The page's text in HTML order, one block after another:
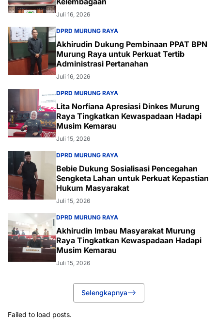
Juli 16, 2026
DPRD MURUNG RAYA
Akhirudin Dukung Pembinaan PPAT BPN
Murung Raya untuk Perkuat Tertib
Administrasi Pertanahan
Juli 16, 2026
DPRD MURUNG RAYA
Lita Norfiana Apresiasi Dinkes Murung
Raya Tingkatkan Kewaspadaan Hadapi
Musim Kemarau
Juli 15, 2026
DPRD MURUNG RAYA
Bebie Dukung Sosialisasi Pencegahan
Sengketa Lahan untuk Perkuat Kepastian
Hukum Masyarakat
Juli 15, 2026
DPRD MURUNG RAYA
Akhirudin Imbau Masyarakat Murung
Raya Tingkatkan Kewaspadaan Hadapi
Musim Kemarau
Juli 15, 2026
Selengkapnya
Failed to load posts.